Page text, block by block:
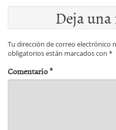
Deja
Tu dirección de correo electrónico
obligatorios están marcados con *
Comentario*